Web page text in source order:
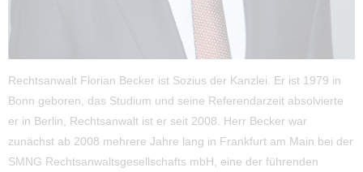
Rechtsanwalt Florian Becker ist Sozius der Kanzlei. Er ist 1979 in
Bonn geboren, das Studium und seine Referendarzeit absolvierte
er in Berlin, Rechtsanwalt ist er seit 2008. Herr Becker war
zunächst ab 2008 mehrere Jahre lang in Frankfurt am Main bei der
SMNG Rechtsanwaltsgesellschafts mbH, eine der führenden